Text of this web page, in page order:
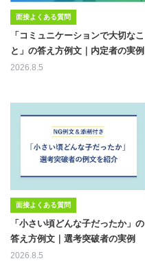
面接よくある質問
「コミュニケーションで大切なこ
と」の答え方例文｜内定者の実例
2026.8.5
面接よくある質問
「小さい頃どんな子だったか」の
答え方例文｜選考突破者の実例
2026.8.5